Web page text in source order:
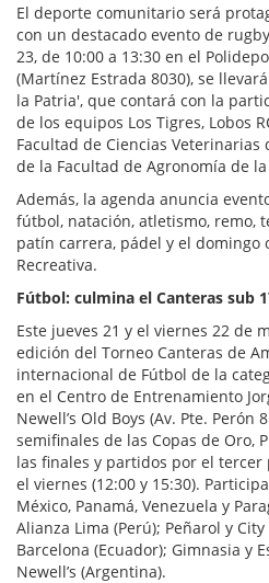
El deporte comunitario será
con un destacado evento de
23, de 10:00 a 13:30 en el
(Martínez Estrada 8030), se
la Patria', que contará con la
de los equipos Los Tigres, Lobos
Facultad de Ciencias Veterinarias
de la Facultad de Agronomía de la
Además, la agenda anuncia
fútbol, natación, atletismo, remo,
patín carrera, pádel y el domingo
Recreativa.
Fútbol: culmina el Canteras sub
Este jueves 21 y el viernes 22 de
edición del Torneo Canteras de
internacional de Fútbol de la
en el Centro de Entrenamiento
Newell’s Old Boys (Av. Pte. Perón
semifinales de las Copas de Oro,
las finales y partidos por el
el viernes (12:00 y 15:30).
México, Panamá, Venezuela y
Alianza Lima (Perú); Peñarol y
Barcelona (Ecuador); Gimnasia y
Newell’s (Argentina).